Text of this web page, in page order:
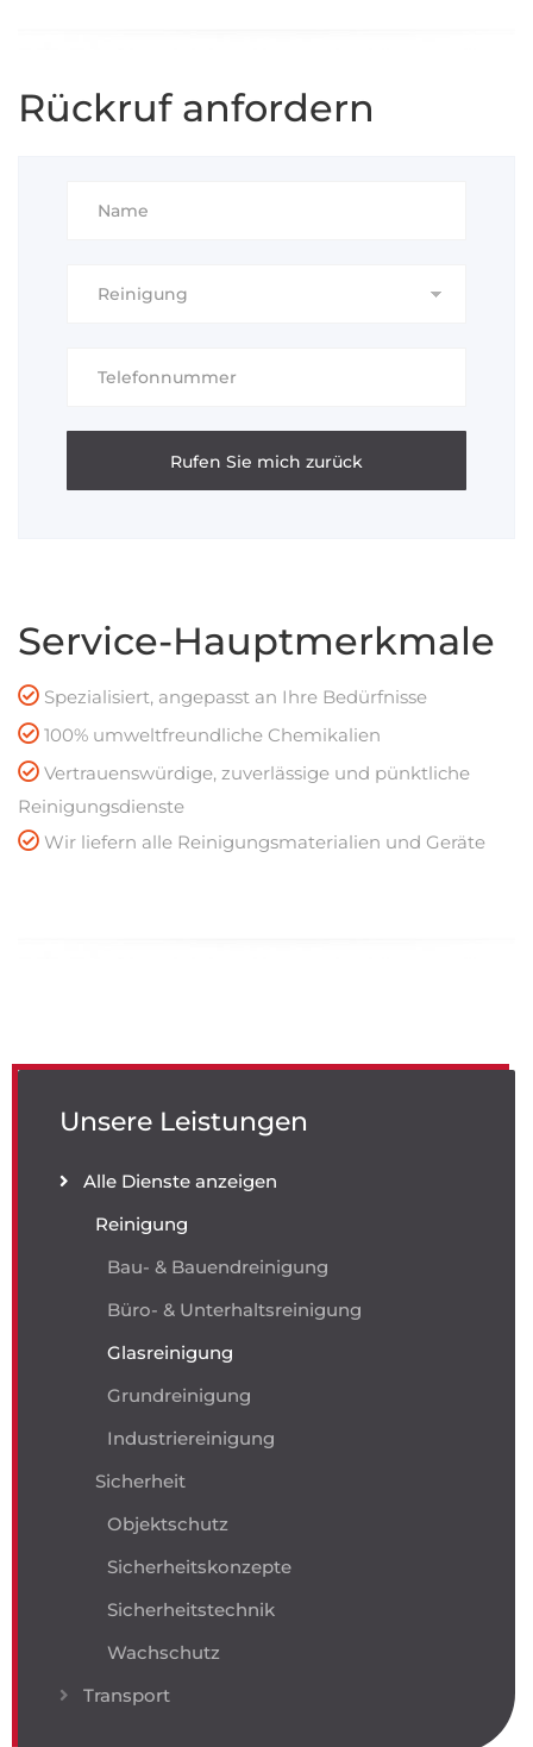
Rückruf anfordern
Service-Hauptmerkmale
Spezialisiert, angepasst an Ihre Bedürfnisse
100% umweltfreundliche Chemikalien
Vertrauenswürdige, zuverlässige und pünktliche
Reinigungsdienste
Wir liefern alle Reinigungsmaterialien und Geräte
Unsere Leistungen
Alle Dienste anzeigen
Reinigung
Bau- & Bauendreinigung
Büro- & Unterhaltsreinigung
Glasreinigung
Grundreinigung
Industriereinigung
Sicherheit
Objektschutz
Sicherheitskonzepte
Sicherheitstechnik
Wachschutz
Transport